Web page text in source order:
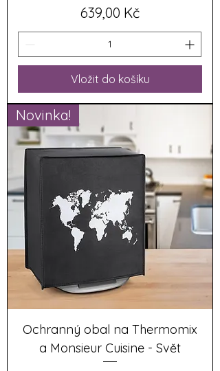
Cena
639,00 Kč
Vložit do košíku
Novinka!
Ochranný obal na Thermomix
a Monsieur Cuisine - Svět